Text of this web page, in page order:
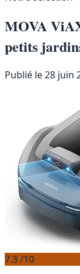
MOVA
petits
Publié le 28 juin
7.3/10